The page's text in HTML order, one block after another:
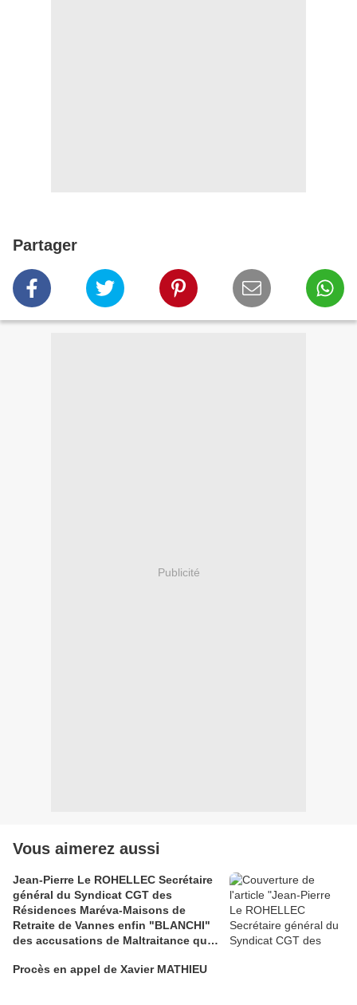
Partager
Publicité
Vous aimerez aussi
Jean-Pierre Le ROHELLEC Secrétaire
général du Syndicat CGT des
Résidences Maréva-Maisons de
Retraite de Vannes enfin "BLANCHI"
des accusations de Maltraitance qui
Procès en appel de Xavier MATHIEU